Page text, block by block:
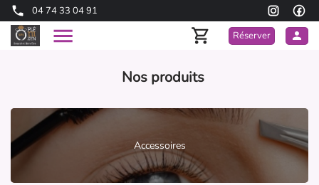
04 74 33 04 91
Réserver
Nos produits
Accessoires